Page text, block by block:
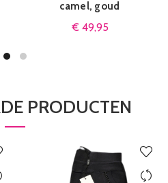
camel, goud
€ 49,95
PRODUCTEN